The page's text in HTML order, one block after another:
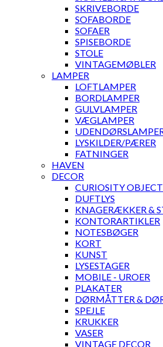
SKRIVEBORDE
SOFABORDE
SOFAER
SPISEBORDE
STOLE
VINTAGEMØBLER
LAMPER
LOFTLAMPER
BORDLAMPER
GULVLAMPER
VÆGLAMPER
LYSKILDER/PÆRER
FATNINGER
HAVEN
DECOR
CURIOSITY
DUFTLYS
KNAGERÆKKER &
KONTORARTIKLER
NOTESBØGER
KORT
KUNST
LYSESTAGER
MOBILE - UROER
PLAKATER
DØRMÅTTER &
SPEJLE
KRUKKER
VASER
VINTAGE DECOR